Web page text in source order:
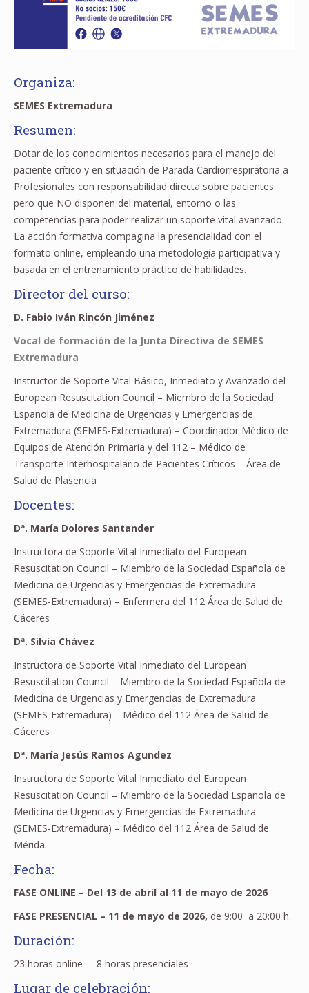
Organiza:
SEMES Extremadura
Resumen:
Dotar de los conocimientos necesarios para el manejo del
paciente crítico y en situación de Parada Cardiorrespiratoria a
Profesionales con responsabilidad directa sobre pacientes
pero que NO disponen del material, entorno o las
competencias para poder realizar un soporte vital avanzado.
La acción formativa compagina la presencialidad con el
formato online, empleando una metodología participativa y
basada en el entrenamiento práctico de habilidades.
Director del curso:
D. Fabio Iván Rincón Jiménez
Vocal de formación de la Junta Directiva de SEMES
Extremadura
Instructor de Soporte Vital Básico, Inmediato y Avanzado del
European Resuscitation Council – Miembro de la Sociedad
Española de Medicina de Urgencias y Emergencias de
Extremadura (SEMES-Extremadura) – Coordinador Médico de
Equipos de Atención Primaria y del 112 – Médico de
Transporte Interhospitalario de Pacientes Críticos – Área de
Salud de Plasencia
Docentes:
Dª. María Dolores Santander
Instructora de Soporte Vital Inmediato del European
Resuscitation Council – Miembro de la Sociedad Española de
Medicina de Urgencias y Emergencias de Extremadura
(SEMES-Extremadura) – Enfermera del 112 Área de Salud de
Cáceres
Dª. Silvia Chávez
Instructora de Soporte Vital Inmediato del European
Resuscitation Council – Miembro de la Sociedad Española de
Medicina de Urgencias y Emergencias de Extremadura
(SEMES-Extremadura) – Médico del 112 Área de Salud de
Cáceres
Dª. María Jesús Ramos Agundez
Instructora de Soporte Vital Inmediato del European
Resuscitation Council – Miembro de la Sociedad Española de
Medicina de Urgencias y Emergencias de Extremadura
(SEMES-Extremadura) – Médico del 112 Área de Salud de
Mérida.
Fecha:
FASE ONLINE – Del 13 de abril al 11 de mayo de 2026
FASE PRESENCIAL – 11 de mayo de 2026, de 9:00 a 20:00 h.
Duración:
23 horas online – 8 horas presenciales
Lugar de celebración: